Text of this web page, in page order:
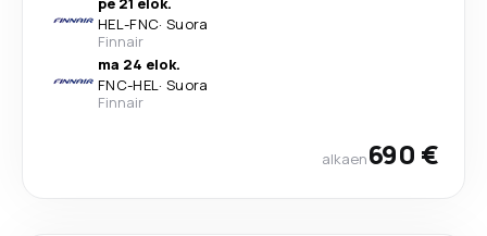
HEL-FNC· Suora
Finnair
ma 24 elok.
FNC-HEL· Suora
Finnair
alkaen690 €